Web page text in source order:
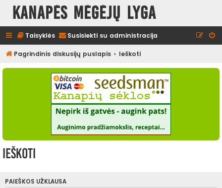
Kanapės mėgėjų lyga
Taisyklės Susisiekti su administracija
Pagrindinis diskusijų puslapis Ieškoti
Ieškoti
PAIEŠKOS UŽKLAUSA